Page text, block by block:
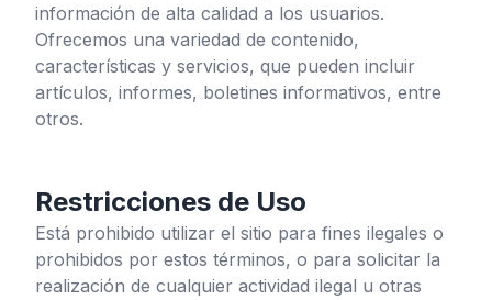
información de alta calidad a los usuarios.
Ofrecemos una variedad de contenido,
características y servicios, que pueden incluir
artículos, informes, boletines informativos, entre
otros.
Restricciones de Uso
Está prohibido utilizar el sitio para fines ilegales o
prohibidos por estos términos, o para solicitar la
realización de cualquier actividad ilegal u otras